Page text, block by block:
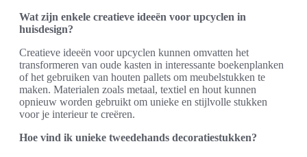
Wat zijn enkele creatieve ideeën voor upcyclen in
huisdesign?
Creatieve ideeën voor upcyclen kunnen omvatten het
transformeren van oude kasten in interessante boekenplanken
of het gebruiken van houten pallets om meubelstukken te
maken. Materialen zoals metaal, textiel en hout kunnen
opnieuw worden gebruikt om unieke en stijlvolle stukken
voor je interieur te creëren.
Hoe vind ik unieke tweedehands decoratiestukken?